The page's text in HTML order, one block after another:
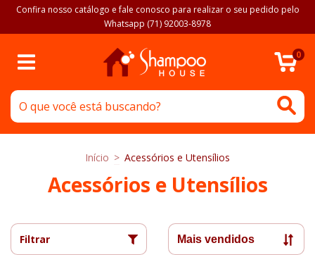
Confira nosso catálogo e fale conosco para realizar o seu pedido pelo
Whatsapp (71) 92003-8978
0
Início > Acessórios e Utensílios
Acessórios e Utensílios
Filtrar